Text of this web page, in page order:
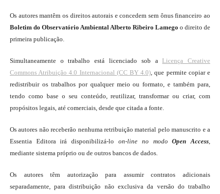
Os autores mantêm os direitos autorais e concedem sem ônus financeiro ao
Boletim do Observatório Ambiental Alberto Ribeiro Lamegoo direito de
primeira publicação.
Simultaneamente o trabalho está licenciado sob a Licença Creative
Commons Atribuição 4.0 Internacional (CC BY 4.0), que permite copiar e
redistribuir os trabalhos por qualquer meio ou formato, e também para,
tendo como base o seu conteúdo, reutilizar, transformar ou criar, com
propósitos legais, até comerciais, desde que citada a fonte.
Os autores não receberão nenhuma retribuição material pelo manuscrito e a
Essentia Editora irá disponibilizá-lo on-line no modo Open Access,
mediante sistema próprio ou de outros bancos de dados.
Os autores têm autorização para assumir contratos adicionais
separadamente, para distribuição não exclusiva da versão do trabalho